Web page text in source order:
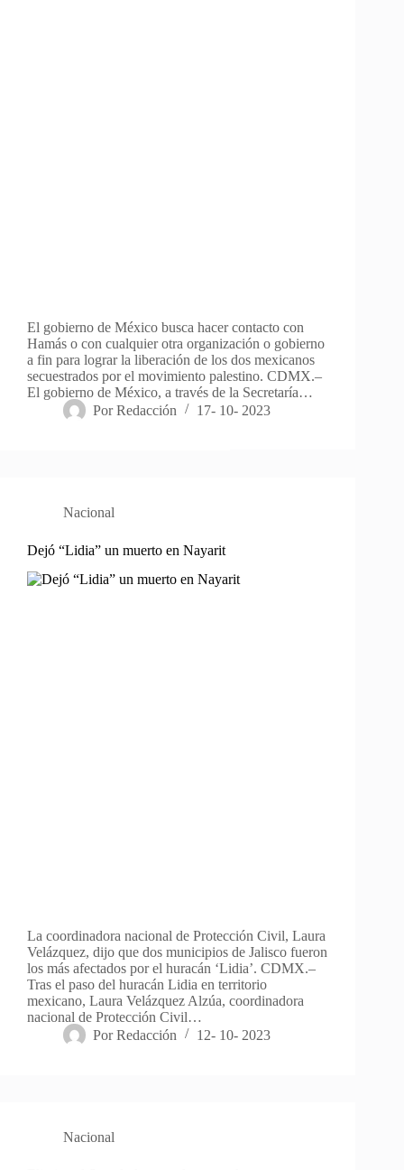
El gobierno de México busca hacer contacto con
Hamás o con cualquier otra organización o gobierno
a fin para lograr la liberación de los dos mexicanos
secuestrados por el movimiento palestino. CDMX.–
El gobierno de México, a través de la Secretaría…
Por Redacción 17- 10- 2023
Nacional
Dejó “Lidia” un muerto en Nayarit
La coordinadora nacional de Protección Civil, Laura
Velázquez, dijo que dos municipios de Jalisco fueron
los más afectados por el huracán ‘Lidia’. CDMX.–
Tras el paso del huracán Lidia en territorio
mexicano, Laura Velázquez Alzúa, coordinadora
nacional de Protección Civil…
Por Redacción 12- 10- 2023
Nacional